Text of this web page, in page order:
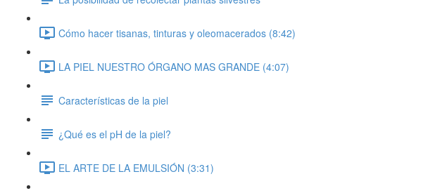
Cómo hacer tisanas, tinturas y oleomacerados (8:42)
LA PIEL NUESTRO ÓRGANO MAS GRANDE (4:07)
Características de la piel
¿Qué es el pH de la piel?
EL ARTE DE LA EMULSIÓN (3:31)